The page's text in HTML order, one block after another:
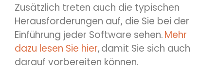
Zusätzlich treten auch die typischen
Herausforderungen auf, die Sie bei der
Einführung jeder Software sehen.Mehr
dazu lesen Sie hier, damit Sie sich auch
darauf vorbereiten können.